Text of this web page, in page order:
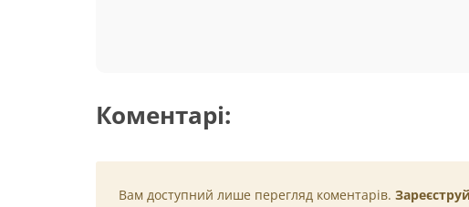
Коментарі:
Вам доступний лише перегляд коментарів.